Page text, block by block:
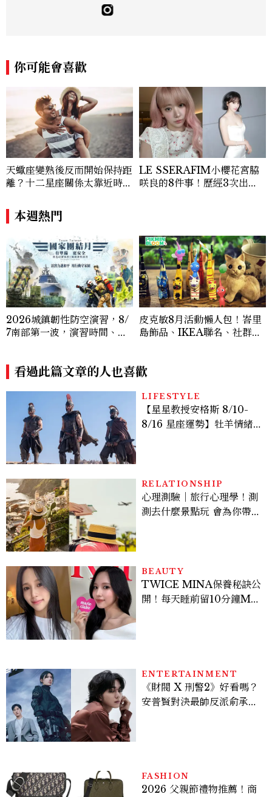
飯店、奢華旅宿、旅遊景點、航空等領域，
另涉獵3C家電、居家生活範疇，具備實測
pella、Mandarin Oriental、JOAL
I、Raffles、Banyan Tree、IHG、Ma
rriott等頂級飯店集團。 策劃並執行超過7
0篇深度專題「MC開房間」、260 篇以上
「玩咖懶人包」盤點類文章，致力用專業視
角提供讀者最新話題、兼具風格與實用的高
品質生活旅遊靈感內容。 Contact：ben
ny_yang@mctw.com.tw
你可能會喜歡
天蠍座變熟後反而開始保持距
離？十二星座關係太靠近時最
壓力就先躲起來
LE SSERAFIM小櫻花宮脇
咲良的8件事！歷經3次出
本週熱門
2026城鎮韌性防空演習，8/
7南部第一波，演習時間、可
皮克敏8月活動懶人包！峇里
島飾品、IKEA聯名、社群
看過此篇文章的人也喜歡
LIFESTYLE
【星星教授安格斯 8/10-
8/16 星座運勢】牡羊情緒
RELATIONSHIP
心理測驗｜旅行心理學！測
測去什麼景點玩 會為你帶來
BEAUTY
TWICE MINA保養秘訣公
開！每天睡前留10分鐘ME
ENTERTAINMENT
《財閥 X 刑警2》好看嗎？
安普賢對決最帥反派俞承
FASHION
2026 父親節禮物推薦！商